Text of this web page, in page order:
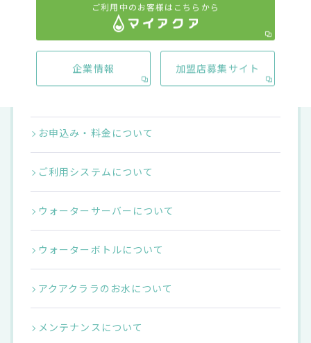
設置予定日になってもウォーターサーバ
ーが届かない場合はどうしたら良い？
お申込み・料金について
ご利用システムについて
ウォーターサーバーについて
ウォーターボトルについて
アクアクララのお水について
メンテナンスについて
ご利用中のお客様はこちらから
企業情報 加盟店募集サイト